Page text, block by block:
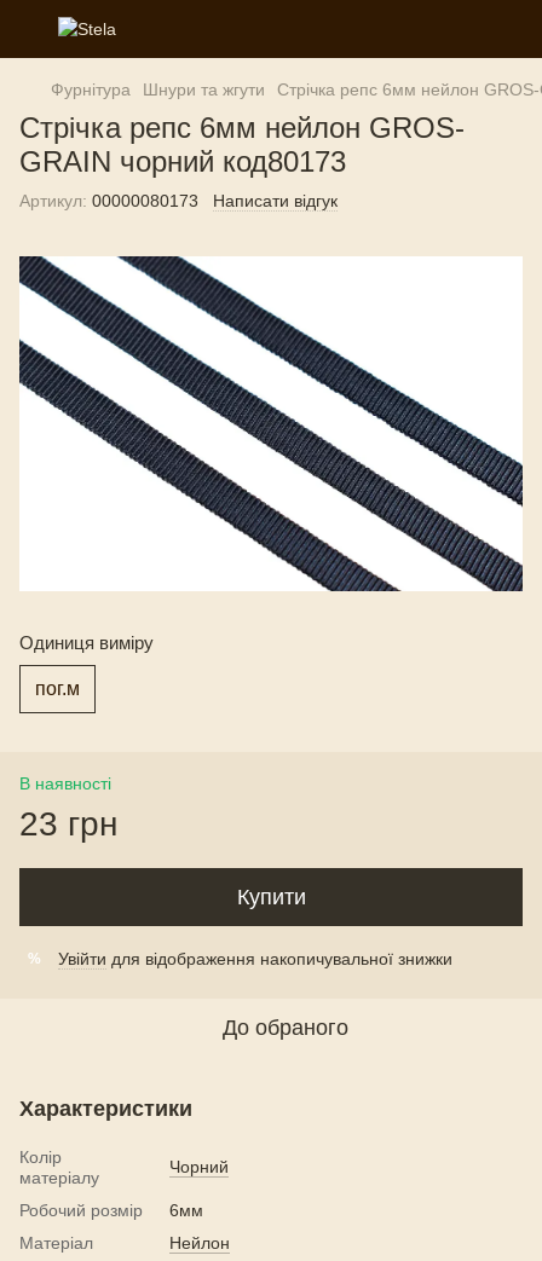
Фурнітура Шнури та жгути Стрічка репс 6мм нейлон
Стрічка репс 6мм нейлон GROS-
GRAIN чорний код80173
Артикул: 00000080173 Написати відгук
Одиниця виміру
пог.м
В наявності
23 грн
Купити
% Увійти для відображення накопичувальної знижки
До обраного
Характеристики
Колір
матеріалу
Чорний
Робочий розмір
6мм
Матеріал
Нейлон